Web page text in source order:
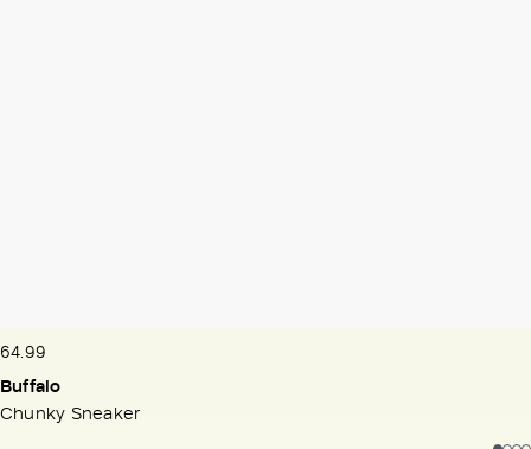
64.99
Buffalo
Chunky Sneaker